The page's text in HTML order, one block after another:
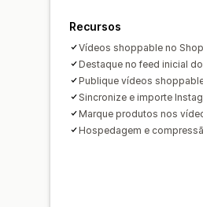
Recursos
Vídeos shoppable no
Destaque no feed inicial
Publique vídeos
Sincronize e importe
Marque produtos nos
Hospedagem e